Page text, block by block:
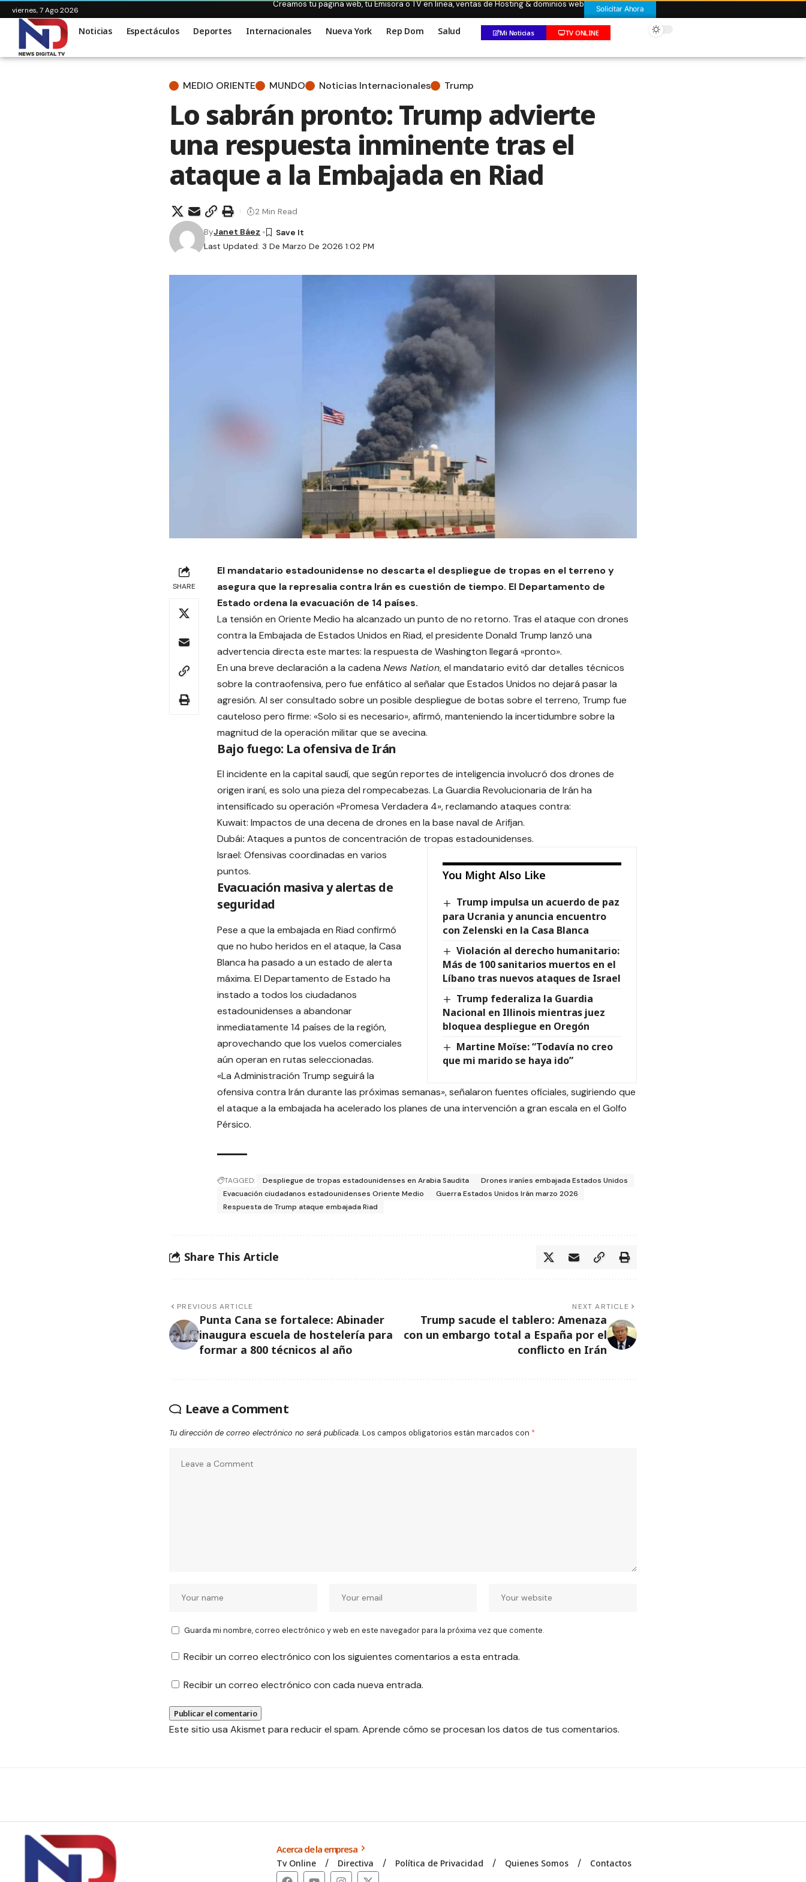
viernes, 7 Ago 2026
Creamos tu pagina web, tu Emisora o TV en linea, ventas de Hosting & dominios web Solicitar Ahora
Noticias Espectáculos Deportes Internacionales Nueva York Rep Dom Salud Mi Noticias TV ONLINE
MEDIO ORIENTE MUNDO Noticias Internacionales Trump
Lo sabrán pronto: Trump advierte
una respuesta inminente tras el
ataque a la Embajada en Riad
Last Updated: 3 De Marzo De 2026 1:02 PM
ByJanet Báez
2 Min Read
SHARE
El mandatario estadounidense no descarta el despliegue de tropas en el terreno y
asegura que la represalia contra Irán es cuestión de tiempo. El Departamento de
Estado ordena la evacuación de 14 países.
La tensión en Oriente Medio ha alcanzado un punto de no retorno. Tras el ataque con drones
contra la Embajada de Estados Unidos en Riad, el presidente Donald Trump lanzó una
advertencia directa este martes: la respuesta de Washington llegará «pronto».
En una breve declaración a la cadena News Nation, el mandatario evitó dar detalles técnicos
sobre la contraofensiva, pero fue enfático al señalar que Estados Unidos no dejará pasar la
agresión. Al ser consultado sobre un posible despliegue de botas sobre el terreno, Trump fue
cauteloso pero firme: «Solo si es necesario», afirmó, manteniendo la incertidumbre sobre la
magnitud de la operación militar que se avecina.
Bajo fuego: La ofensiva de Irán
El incidente en la capital saudí, que según reportes de inteligencia involucró dos drones de
origen iraní, es solo una pieza del rompecabezas. La Guardia Revolucionaria de Irán ha
intensificado su operación «Promesa Verdadera 4», reclamando ataques contra:
Kuwait: Impactos de una decena de drones en la base naval de Arifjan.
Dubái: Ataques a puntos de concentración de tropas estadounidenses.
You Might Also Like
Trump impulsa un acuerdo de paz
para Ucrania y anuncia encuentro
con Zelenski en la Casa Blanca
Violación al derecho humanitario:
Más de 100 sanitarios muertos en el
Líbano tras nuevos ataques de Israel
Trump federaliza la Guardia
Nacional en Illinois mientras juez
bloquea despliegue en Oregón
Martine Moïse: “Todavía no creo
que mi marido se haya ido”
Israel: Ofensivas coordinadas en varios
puntos.
Evacuación masiva y alertas de
seguridad
Pese a que la embajada en Riad confirmó
que no hubo heridos en el ataque, la Casa
Blanca ha pasado a un estado de alerta
máxima. El Departamento de Estado ha
instado a todos los ciudadanos
estadounidenses a abandonar
inmediatamente 14 países de la región,
aprovechando que los vuelos comerciales
aún operan en rutas seleccionadas.
«La Administración Trump seguirá la
ofensiva contra Irán durante las próximas semanas», señalaron fuentes oficiales, sugiriendo que
el ataque a la embajada ha acelerado los planes de una intervención a gran escala en el Golfo
Pérsico.
TAGGED: Despliegue de tropas estadounidenses en Arabia Saudita
Drones iraníes embajada Estados Unidos
Evacuación ciudadanos estadounidenses Oriente Medio
Guerra Estados Unidos Irán marzo 2026
Respuesta de Trump ataque embajada Riad
Share This Article
PREVIOUS ARTICLE
Punta Cana se fortalece: Abinader
inaugura escuela de hostelería para
formar a 800 técnicos al año
NEXT ARTICLE
Trump sacude el tablero: Amenaza
con un embargo total a España por el
conflicto en Irán
Leave a Comment
Tu dirección de correo electrónico no será publicada. Los campos obligatorios están marcados con *
Guarda mi nombre, correo electrónico y web en este navegador para la próxima vez que comente.
Recibir un correo electrónico con los siguientes comentarios a esta entrada.
Recibir un correo electrónico con cada nueva entrada.
Este sitio usa Akismet para reducir el spam. Aprende cómo se procesan los datos de tus comentarios.
Acerca de la empresa
Tv Online Directiva Política de Privacidad Quienes Somos Contactos